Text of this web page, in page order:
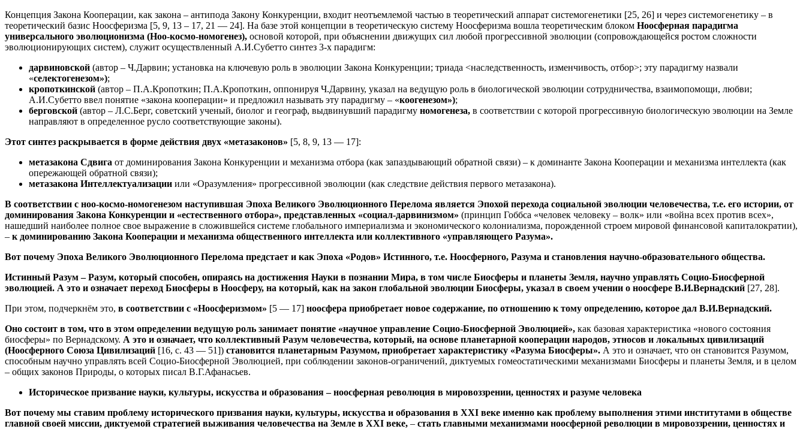
Концепция Закона Кооперации, как закона – антипода Закону Конкуренции, входит неотъемлемой частью в теоретический аппарат системогенетики [25, 26] и через системогенетику – в
теоретический базис Ноосферизма [5, 9, 13 – 17, 21 — 24]. На базе этой концепции в теоретическую систему Ноосферизма вошла теоретическим блоком Ноосферная парадигма
универсального эволюционизма (Ноо-космо-номогенез), основой которой, при объяснении движущих сил любой прогрессивной эволюции (сопровождающейся ростом сложности
эволюционирующих систем), служит осуществленный А.И.Субетто синтез 3-х парадигм:
дарвиновской (автор – Ч.Дарвин; установка на ключевую роль в эволюции Закона Конкуренции; триада <наследственность, изменчивость, отбор>; эту парадигму назвали
«селектогенезом»);
кропоткинской (автор – П.А.Кропоткин; П.А.Кропоткин, оппонируя Ч.Дарвину, указал на ведущую роль в биологической эволюции сотрудничества, взаимопомощи, любви;
А.И.Субетто ввел понятие «закона кооперации» и предложил называть эту парадигму – «коогенезом»);
берговской (автор – Л.С.Берг, советский ученый, биолог и географ, выдвинувший парадигму номогенеза, в соответствии с которой прогрессивную биологическую эволюции на Земле
направляют в определенное русло соответствующие законы).
Этот синтез раскрывается в форме действия двух «метазаконов» [5, 8, 9, 13 — 17]:
метазакона Сдвига от доминирования Закона Конкуренции и механизма отбора (как запаздывающий обратной связи) – к доминанте Закона Кооперации и механизма интеллекта (как
опережающей обратной связи);
метазакона Интеллектуализации или «Оразумления» прогрессивной эволюции (как следствие действия первого метазакона).
В соответствии с ноо-космо-номогенезом наступившая Эпоха Великого Эволюционного Перелома является Эпохой перехода социальной эволюции человечества, т.е. его истории, от
доминирования Закона Конкуренции и «естественного отбора», представленных «социал-дарвинизмом» (принцип Гоббса «человек человеку – волк» или «война всех против всех»,
нашедший наиболее полное свое выражение в сложившейся системе глобального империализма и экономического колониализма, порожденной строем мировой финансовой капиталократии),
– к доминированию Закона Кооперации и механизма общественного интеллекта или коллективного «управляющего Разума».
Вот почему Эпоха Великого Эволюционного Перелома предстает и как Эпоха «Родов» Истинного, т.е. Ноосферного, Разума и становления научно-образовательного общества.
Истинный Разум – Разум, который способен, опираясь на достижения Науки в познании Мира, в том числе Биосферы и планеты Земля, научно управлять Социо-Биосферной
эволюцией. А это и означает переход Биосферы в Ноосферу, на который, как на закон глобальной эволюции Биосферы, указал в своем учении о ноосфере В.И.Вернадский [27, 28].
При этом, подчеркнём это, в соответствии с «Ноосферизмом» [5 — 17] ноосфера приобретает новое содержание, по отношению к тому определению, которое дал В.И.Вернадский.
Оно состоит в том, что в этом определении ведущую роль занимает понятие «научное управление Социо-Биосферной Эволюцией», как базовая характеристика «нового состояния
биосферы» по Вернадскому. А это и означает, что коллективный Разум человечества, который, на основе планетарной кооперации народов, этносов и локальных цивилизаций
(Ноосферного Союза Цивилизаций [16, с. 43 — 51]) становится планетарным Разумом, приобретает характеристику «Разума Биосферы». А это и означает, что он становится Разумом,
способным научно управлять всей Социо-Биосферной Эволюцией, при соблюдении законов-ограничений, диктуемых гомеостатическими механизмами Биосферы и планеты Земля, и в целом
– общих законов Природы, о которых писал В.Г.Афанасьев.
Историческое призвание науки, культуры, искусства и образования – ноосферная революция в мировоззрении, ценностях и разуме человека
Вот почему мы ставим проблему исторического призвания науки, культуры, искусства и образования в XXI веке именно как проблему выполнения этими институтами в обществе
главной своей миссии, диктуемой стратегией выживания человечества на Земле в XXI веке, – стать главными механизмами ноосферной революции в мировоззрении, ценностях и